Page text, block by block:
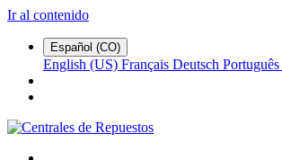
Ir al contenido
Español (CO)
English (US) Français Deutsch Português